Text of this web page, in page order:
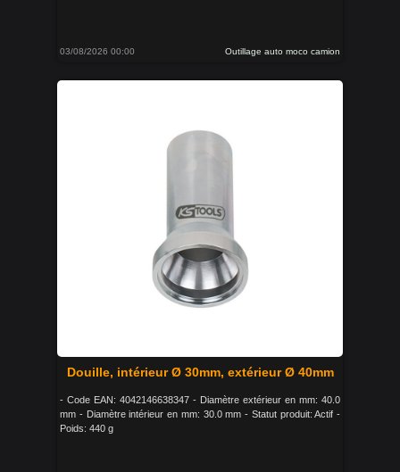
03/08/2026 00:00 Outillage auto moco camion
Douille, intérieur Ø 30mm, extérieur Ø 40mm
- Code EAN: 4042146638347 - Diamètre extérieur en mm: 40.0
mm - Diamètre intérieur en mm: 30.0 mm - Statut produit: Actif -
Poids: 440 g